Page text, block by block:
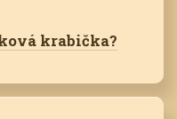
krabička?